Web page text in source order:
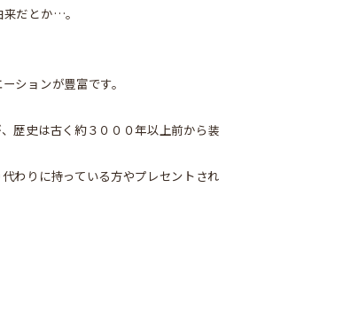
だとか…。
ションが豊富です。
歴史は古く約３０００年以上前から装
わりに持っている方やプレセントされ